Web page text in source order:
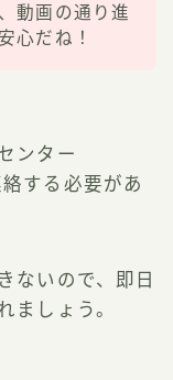
動画の通り進
心だね！
ンター
する必要があ
ないので、即日
ましょう。